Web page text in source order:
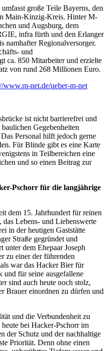
große Teile Bayerns, den
Main-Kinzig-Kreis. Hinter M-
und Augsburg, dem
infra fürth und den Erlanger
namhafter Regionalversorger.
und
ca. 850 Mitarbeiter und erzielte
von rund 268 Millionen Euro.
www.m-net.de/ueber-m-net
ist nicht barrierefrei und
Gegebenheiten
Personal hilft jedoch gerne
Für Blinde gibt es eine Karte
in Teilbereichen eine
und so einen Beitrag zur
Pschorr für die langjährige
dem 15. Jahrhundert für reinen
Lebens- und Liebenswerte
in der heutigen Gaststätte
Straße gegründet und
unter dem Ehepaar Joseph
zu einer der führenden
war das Hacker Bier für
und für seine ausgefallene
sind auch heute noch stolz,
Brauer einordnen zu dürfen und
und die Verbundenheit zu
bei Hacker-Pschorr im
der Schutz und der nachhaltige
Priorität. Denn ohne einen